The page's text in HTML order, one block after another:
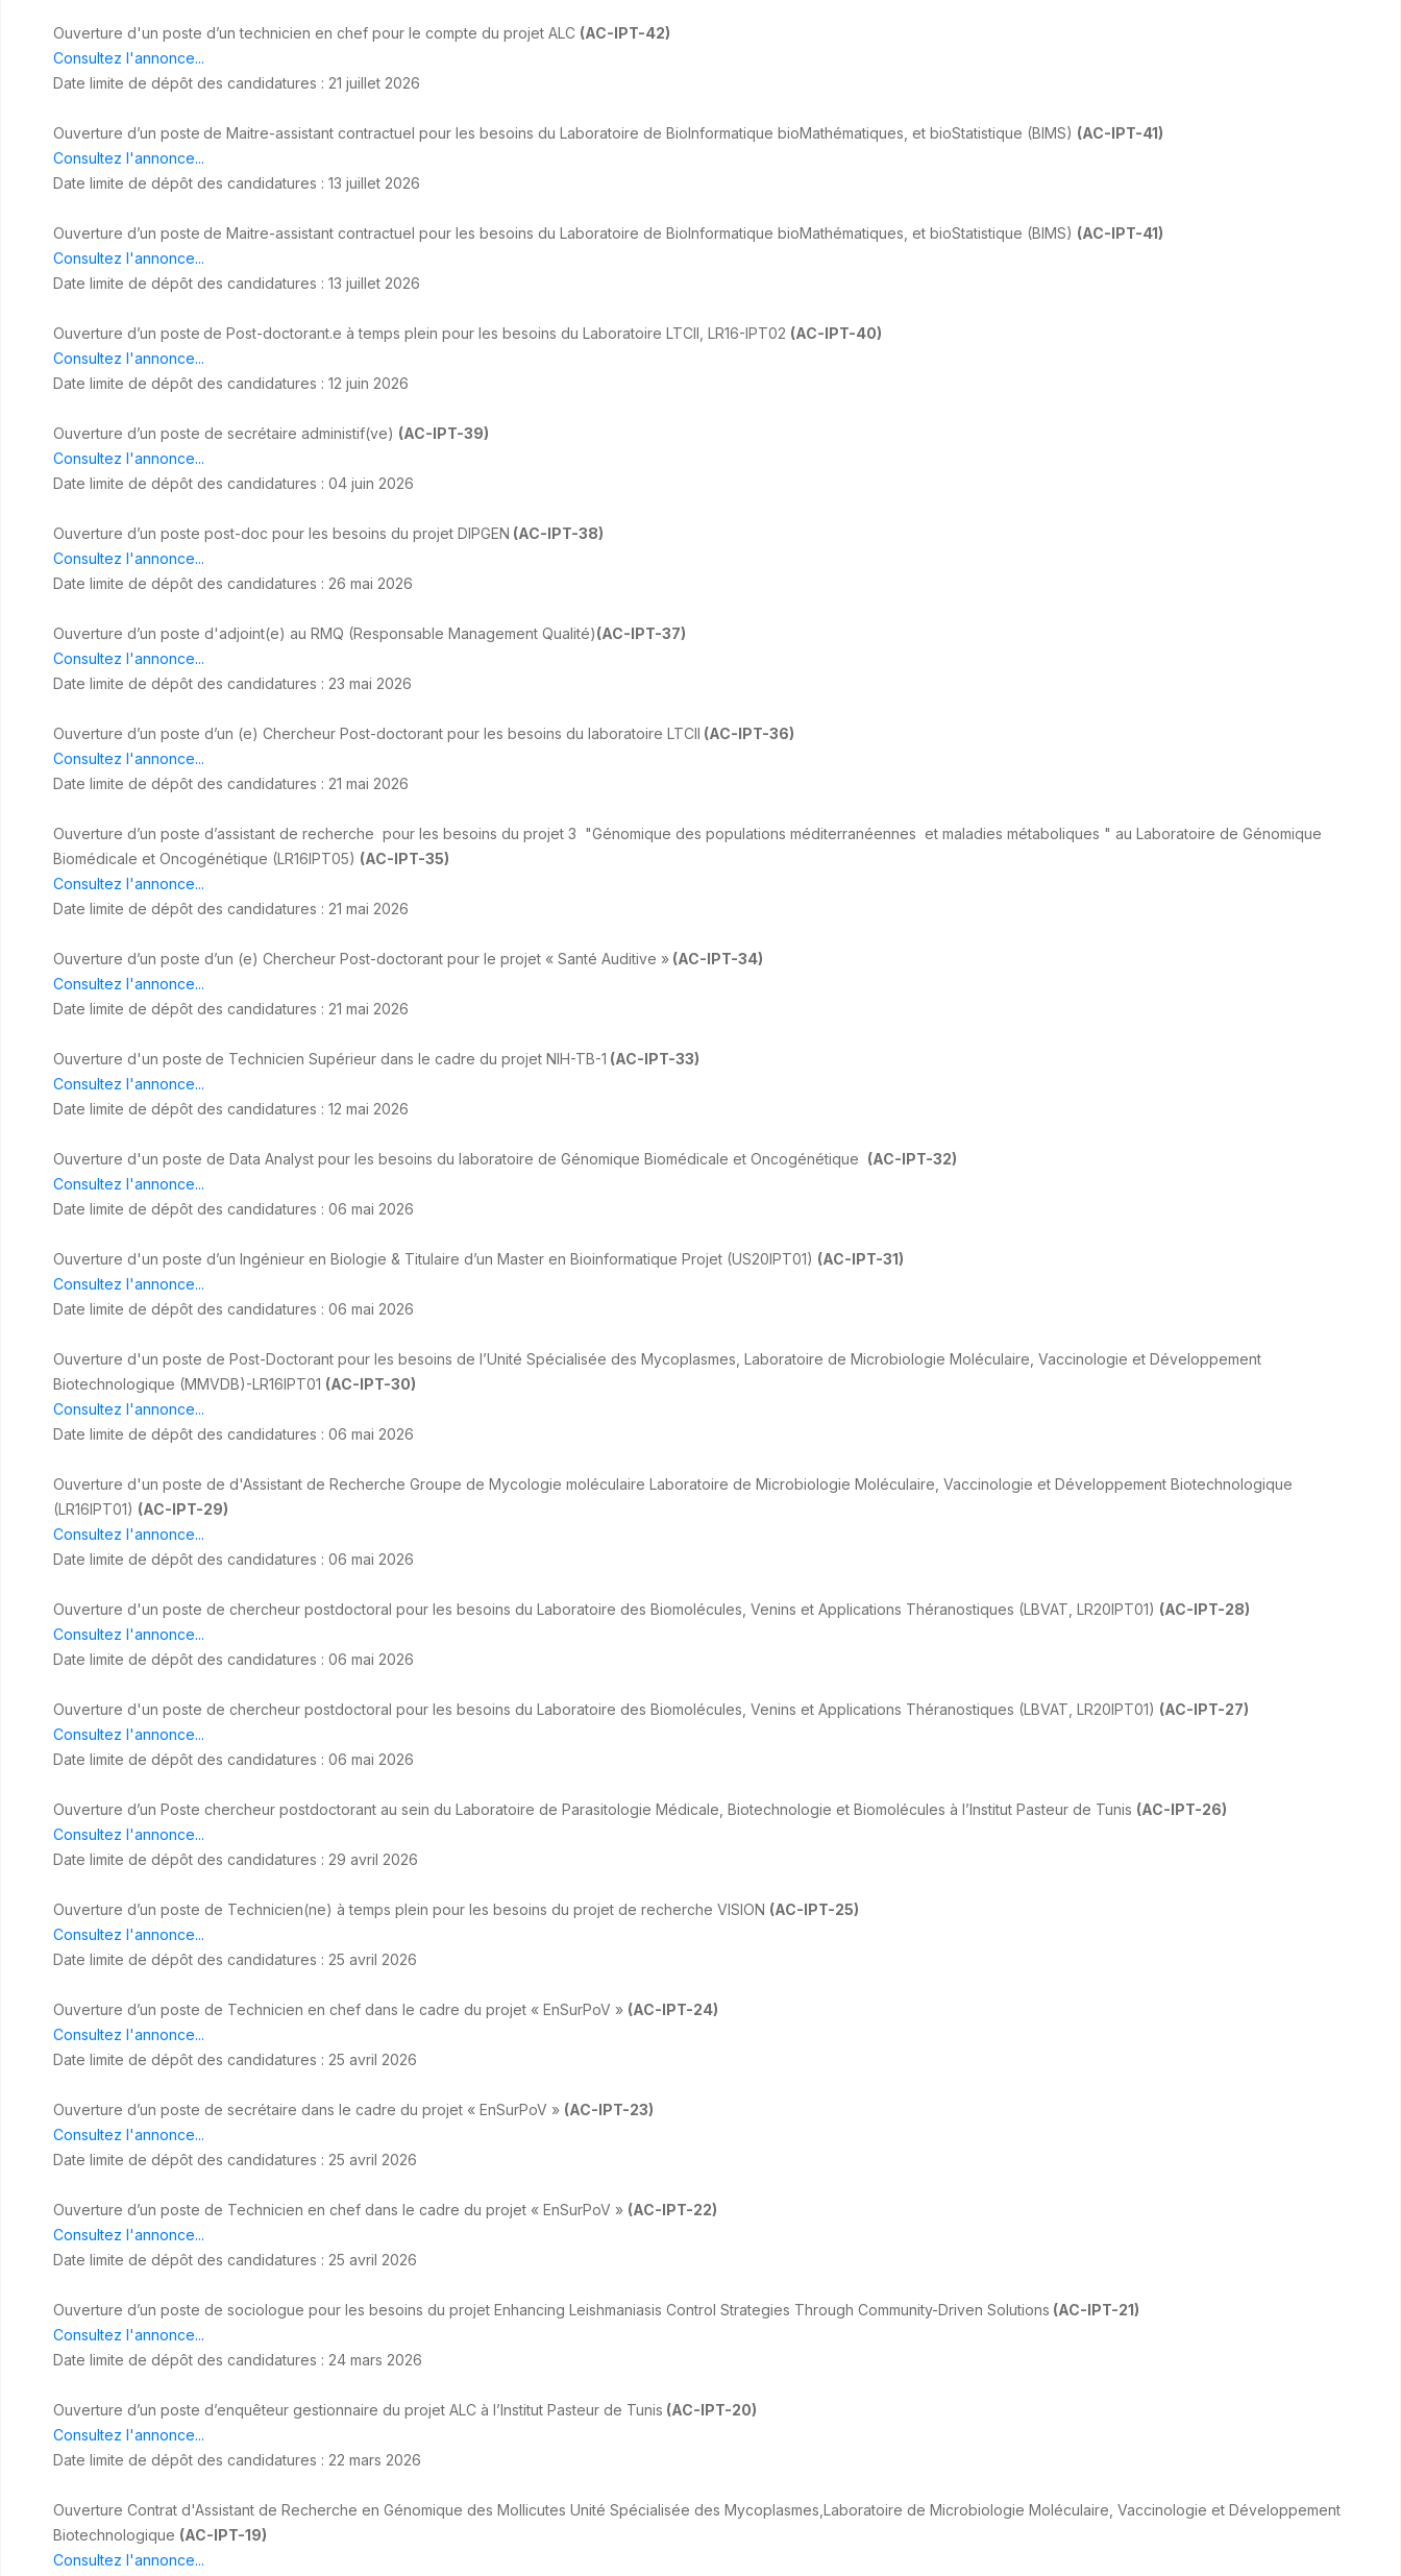
Ouverture d'un poste d’un technicien en chef pour le compte du projet ALC (AC-IPT-42)
Consultez l'annonce...
Date limite de dépôt des candidatures : 21 juillet 2026
Ouverture d’un poste de Maitre-assistant contractuel pour les besoins du Laboratoire de BioInformatique bioMathématiques, et bioStatistique (BIMS) (AC-IPT-41)
Consultez l'annonce...
Date limite de dépôt des candidatures : 13 juillet 2026
Ouverture d’un poste de Maitre-assistant contractuel pour les besoins du Laboratoire de BioInformatique bioMathématiques, et bioStatistique (BIMS) (AC-IPT-41)
Consultez l'annonce...
Date limite de dépôt des candidatures : 13 juillet 2026
Ouverture d’un poste de Post-doctorant.e à temps plein pour les besoins du Laboratoire LTCII, LR16-IPT02 (AC-IPT-40)
Consultez l'annonce...
Date limite de dépôt des candidatures : 12 juin 2026
Ouverture d’un poste de secrétaire administif(ve) (AC-IPT-39)
Consultez l'annonce...
Date limite de dépôt des candidatures : 04 juin 2026
Ouverture d’un poste post-doc pour les besoins du projet DIPGEN (AC-IPT-38)
Consultez l'annonce...
Date limite de dépôt des candidatures : 26 mai 2026
Ouverture d’un poste d'adjoint(e) au RMQ (Responsable Management Qualité)(AC-IPT-37)
Consultez l'annonce...
Date limite de dépôt des candidatures : 23 mai 2026
Ouverture d’un poste d’un (e) Chercheur Post-doctorant pour les besoins du laboratoire LTCII (AC-IPT-36)
Consultez l'annonce...
Date limite de dépôt des candidatures : 21 mai 2026
Ouverture d’un poste d’assistant de recherche pour les besoins du projet 3 "Génomique des populations méditerranéennes et maladies métaboliques " au Laboratoire de Génomique
Biomédicale et Oncogénétique (LR16IPT05) (AC-IPT-35)
Consultez l'annonce...
Date limite de dépôt des candidatures : 21 mai 2026
Ouverture d’un poste d’un (e) Chercheur Post-doctorant pour le projet « Santé Auditive »(AC-IPT-34)
Consultez l'annonce...
Date limite de dépôt des candidatures : 21 mai 2026
Ouverture d'un poste de Technicien Supérieur dans le cadre du projet NIH-TB-1 (AC-IPT-33)
Consultez l'annonce...
Date limite de dépôt des candidatures : 12 mai 2026
Ouverture d'un poste de Data Analyst pour les besoins du laboratoire de Génomique Biomédicale et Oncogénétique (AC-IPT-32)
Consultez l'annonce...
Date limite de dépôt des candidatures : 06 mai 2026
Ouverture d'un poste d’un Ingénieur en Biologie & Titulaire d’un Master en Bioinformatique Projet (US20IPT01) (AC-IPT-31)
Consultez l'annonce...
Date limite de dépôt des candidatures : 06 mai 2026
Ouverture d'un poste de Post-Doctorant pour les besoins de l’Unité Spécialisée des Mycoplasmes, Laboratoire de Microbiologie Moléculaire, Vaccinologie et Développement
Biotechnologique (MMVDB)-LR16IPT01 (AC-IPT-30)
Consultez l'annonce...
Date limite de dépôt des candidatures : 06 mai 2026
Ouverture d'un poste de d'Assistant de Recherche Groupe de Mycologie moléculaire Laboratoire de Microbiologie Moléculaire, Vaccinologie et Développement Biotechnologique
(LR16IPT01) (AC-IPT-29)
Consultez l'annonce...
Date limite de dépôt des candidatures : 06 mai 2026
Ouverture d'un poste de chercheur postdoctoral pour les besoins du Laboratoire des Biomolécules, Venins et Applications Théranostiques (LBVAT, LR20IPT01) (AC-IPT-28)
Consultez l'annonce...
Date limite de dépôt des candidatures : 06 mai 2026
Ouverture d'un poste de chercheur postdoctoral pour les besoins du Laboratoire des Biomolécules, Venins et Applications Théranostiques (LBVAT, LR20IPT01) (AC-IPT-27)
Consultez l'annonce...
Date limite de dépôt des candidatures : 06 mai 2026
Ouverture d’un Poste chercheur postdoctorant au sein du Laboratoire de Parasitologie Médicale, Biotechnologie et Biomolécules à l’Institut Pasteur de Tunis (AC-IPT-26)
Consultez l'annonce...
Date limite de dépôt des candidatures : 29 avril 2026
Ouverture d’un poste de Technicien(ne) à temps plein pour les besoins du projet de recherche VISION (AC-IPT-25)
Consultez l'annonce...
Date limite de dépôt des candidatures : 25 avril 2026
Ouverture d’un poste de Technicien en chef dans le cadre du projet « EnSurPoV » (AC-IPT-24)
Consultez l'annonce...
Date limite de dépôt des candidatures : 25 avril 2026
Ouverture d’un poste de secrétaire dans le cadre du projet « EnSurPoV » (AC-IPT-23)
Consultez l'annonce...
Date limite de dépôt des candidatures : 25 avril 2026
Ouverture d’un poste de Technicien en chef dans le cadre du projet « EnSurPoV » (AC-IPT-22)
Consultez l'annonce...
Date limite de dépôt des candidatures : 25 avril 2026
Ouverture d’un poste de sociologue pour les besoins du projet Enhancing Leishmaniasis Control Strategies Through Community-Driven Solutions (AC-IPT-21)
Consultez l'annonce...
Date limite de dépôt des candidatures : 24 mars 2026
Ouverture d’un poste d’enquêteur gestionnaire du projet ALC à l’Institut Pasteur de Tunis (AC-IPT-20)
Consultez l'annonce...
Date limite de dépôt des candidatures : 22 mars 2026
Ouverture Contrat d'Assistant de Recherche en Génomique des Mollicutes Unité Spécialisée des Mycoplasmes,Laboratoire de Microbiologie Moléculaire, Vaccinologie et Développement
Biotechnologique (AC-IPT-19)
Consultez l'annonce...